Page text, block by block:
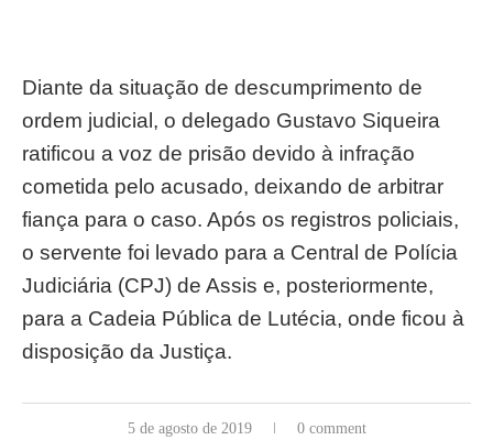
Diante da situação de descumprimento de
ordem judicial, o delegado Gustavo Siqueira
ratificou a voz de prisão devido à infração
cometida pelo acusado, deixando de arbitrar
fiança para o caso. Após os registros policiais,
o servente foi levado para a Central de Polícia
Judiciária (CPJ) de Assis e, posteriormente,
para a Cadeia Pública de Lutécia, onde ficou à
disposição da Justiça.
5 de agosto de 2019 0 comment